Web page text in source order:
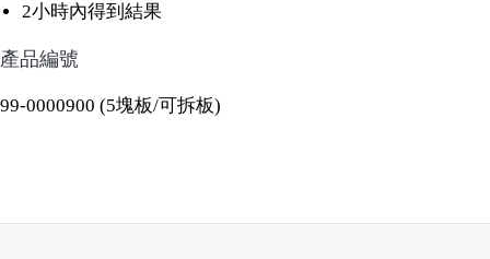
2小時內得到結果
產品編號
99-0000900 (5塊板/可拆板)